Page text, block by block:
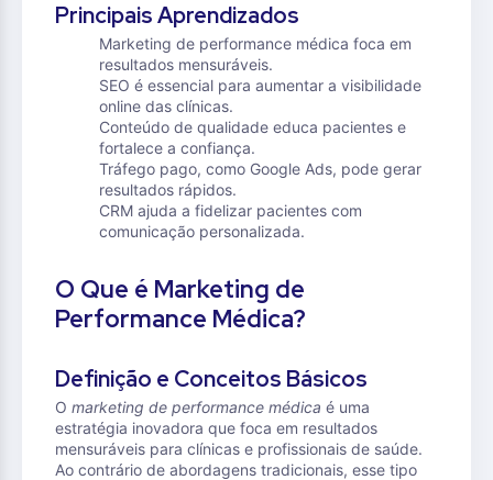
Principais Aprendizados
Marketing de performance médica foca em
resultados mensuráveis.
SEO é essencial para aumentar a visibilidade
online das clínicas.
Conteúdo de qualidade educa pacientes e
fortalece a confiança.
Tráfego pago, como Google Ads, pode gerar
resultados rápidos.
CRM ajuda a fidelizar pacientes com
comunicação personalizada.
O Que é Marketing de
Performance Médica?
Definição e Conceitos Básicos
O marketing de performance médica é uma
estratégia inovadora que foca em resultados
mensuráveis para clínicas e profissionais de saúde.
Ao contrário de abordagens tradicionais, esse tipo